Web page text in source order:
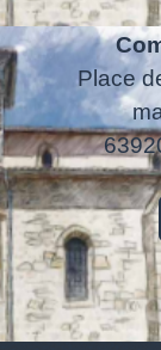
Place